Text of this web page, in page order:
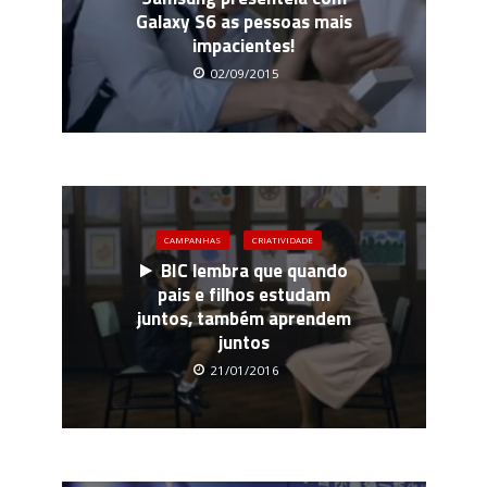
Galaxy S6 as pessoas mais
impacientes!
02/09/2015
CAMPANHAS CRIATIVIDADE
BIC lembra que quando
pais e filhos estudam
juntos, também aprendem
juntos
21/01/2016